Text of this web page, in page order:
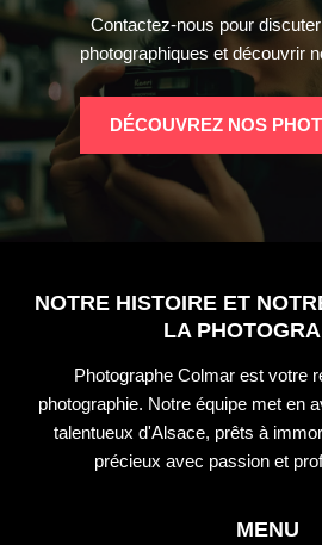
Contactez-nous pour
photographiques et découvrir
DÉCOUVREZ NOS
NOTRE HISTOIRE ET
LA
Photographe Colmar est votre
photographie. Notre équipe met en
talentueux d'Alsace, prêts à
précieux avec passion et
MENU